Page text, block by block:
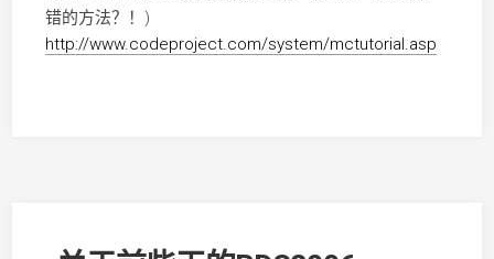
错的方法？！)
http://www.codeproject.com/system/mctutorial.asp